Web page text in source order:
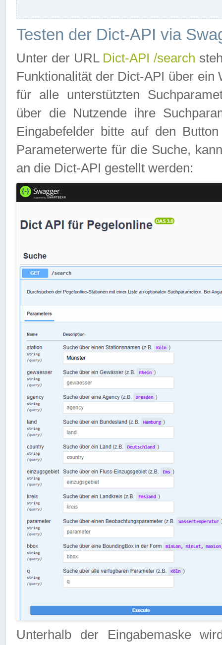
Testen der Dict-API via
Unter der URL Dict-API /search
Funktionalität der Dict-API über
für alle unterstützten
über die Nutzende ihre
Eingabefelder bitte auf den
Parameterwerte für die Suche,
an die Dict-API gestellt werden:
Unterhalb der Eingabemaske